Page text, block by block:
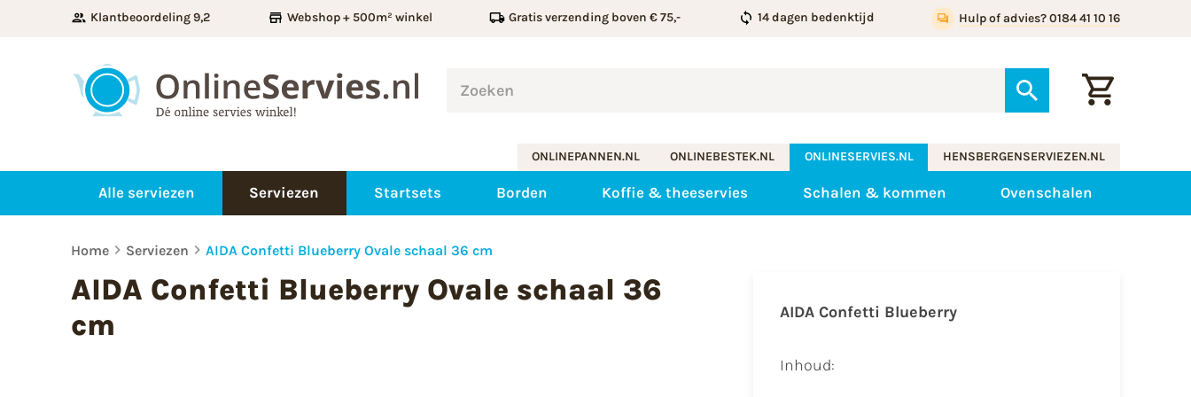
Klantbeoordeling 9,2 Webshop + 500m² winkel Gratis verzending boven € 75,- 14 dagen bedenktijd Hulp of advies? 0184 41 10 16
ONLINEPANNEN.NL ONLINEBESTEK.NL ONLINESERVIES.NL HENSBERGENSERVIEZEN.NL
Alle serviezen Serviezen Startsets Borden Koffie & theeservies Schalen & kommen Ovenschalen
Home Serviezen AIDA Confetti Blueberry Ovale schaal 36 cm
AIDA Confetti Blueberry Ovale schaal 36
cm
AIDA Confetti Blueberry
​Inhoud:​